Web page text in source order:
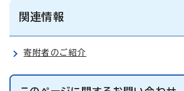
関連情報
寄附者のご紹介